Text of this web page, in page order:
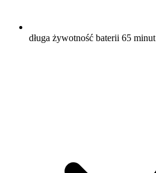
długa żywotność baterii 65 minut